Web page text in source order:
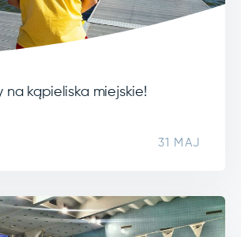
na kąpieliska miejskie!
31 MAJ